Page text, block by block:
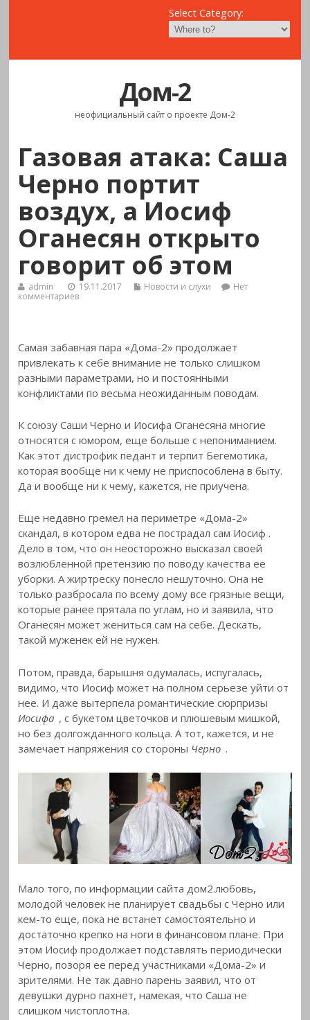
Select Category:
Дом-2
неофициальный сайт о проекте Дом-2
Газовая атака: Саша
Черно портит
воздух, а Иосиф
Оганесян открыто
говорит об этом
admin 19.11.2017 Новости и слухи
Нет
комментариев
Самая забавная пара «Дома-2» продолжает
привлекать к себе внимание не только слишком
разными параметрами, но и постоянными
конфликтами по весьма неожиданным поводам.
К союзу Саши Черно и Иосифа Оганесяна многие
относятся с юмором, еще больше с непониманием.
Как этот дистрофик педант и терпит Бегемотика,
которая вообще ни к чему не приспособлена в быту.
Да и вообще ни к чему, кажется, не приучена.
Еще недавно гремел на периметре «Дома-2»
скандал, в котором едва не пострадал сам Иосиф .
Дело в том, что он неосторожно высказал своей
возлюбленной претензию по поводу качества ее
уборки. А жиртреску понесло нешуточно. Она не
только разбросала по всему дому все грязные вещи,
которые ранее прятала по углам, но и заявила, что
Оганесян может жениться сам на себе. Дескать,
такой муженек ей не нужен.
Потом, правда, барышня одумалась, испугалась,
видимо, что Иосиф может на полном серьезе уйти от
нее. И даже вытерпела романтические сюрпризы
Иосифа , с букетом цветочков и плюшевым мишкой,
но без долгожданного кольца. А тот, кажется, и не
замечает напряжения со стороны Черно .
Мало того, по информации сайта дом2.любовь,
молодой человек не планирует свадьбы с Черно или
кем-то еще, пока не встанет самостоятельно и
достаточно крепко на ноги в финансовом плане. При
этом Иосиф продолжает подставлять периодически
Черно, позоря ее перед участниками «Дома-2» и
зрителями. Не так давно парень заявил, что от
девушки дурно пахнет, намекая, что Саша не
слишком чистоплотна.